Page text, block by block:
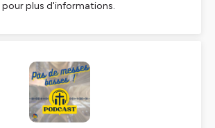
pour plus d'informations.